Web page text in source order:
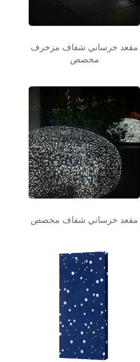
مقعد خرساني شفاف مزخرف
مخصص
مقعد خرساني شفاف مخصص